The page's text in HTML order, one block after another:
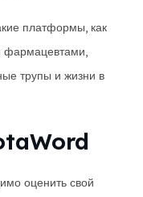
платформы, как
фармацевтами,
трупы и жизни в
оценить свой